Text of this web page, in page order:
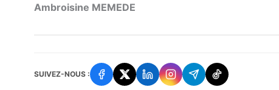
Ambroisine MEMEDE
SUIVEZ-NOUS :